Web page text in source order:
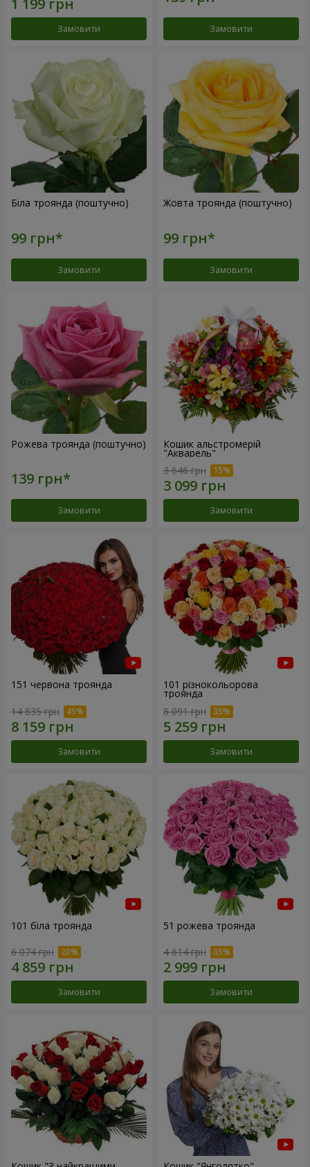
Замовити Замовити
Біла троянда (поштучно)
Замовити
Жовта троянда (поштучно)
Замовити
Рожева троянда (поштучно)
Замовити
Кошик альстромерій
"Акварель"
3 646 грн
Замовити
151 червона троянда
14 835 грн
Замовити
101 різнокольорова
троянда
8 091 грн
Замовити
101 біла троянда
6 074 грн
Замовити
51 рожева троянда
4 614 грн
Замовити